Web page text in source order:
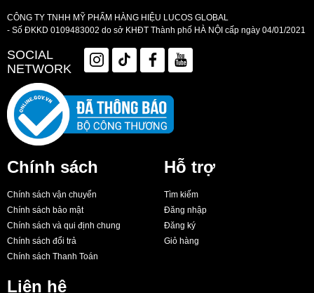
CÔNG TY TNHH MỸ PHẨM HÀNG HIỆU LUCOS GLOBAL
- Số ĐKKD 0109483002 do sở KHĐT Thành phố HÀ NỘI cấp ngày 04/01/2021
SOCIAL
NETWORK
Chính sách
Chính sách vận chuyển
Chính sách bảo mật
Chính sách và qui định chung
Chính sách đổi trả
Chính sách Thanh Toán
Hỗ trợ
Tìm kiếm
Đăng nhập
Đăng ký
Giỏ hàng
Liên hệ